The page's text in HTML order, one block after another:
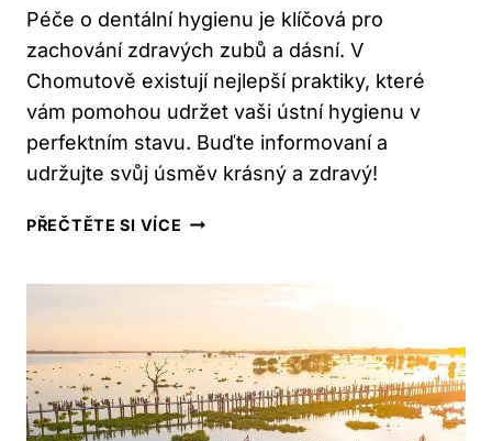
Péče o dentální hygienu je klíčová pro
zachování zdravých zubů a dásní. V
Chomutově existují nejlepší praktiky, které
vám pomohou udržet vaši ústní hygienu v
perfektním stavu. Buďte informovaní a
udržujte svůj úsměv krásný a zdravý!
PŘEČTĚTE SI VÍCE CHOMUTOV:
JSOU
NEJLEPŠÍ
PRAKTIKY?